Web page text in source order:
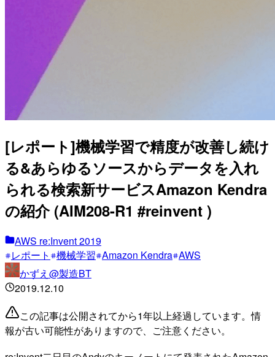
[レポート]機械学習で精度が改善し続け
る&あらゆるソースからデータを入れ
られる検索新サービスAmazon Kendra
の紹介 (AIM208-R1 #reinvent )
AWS re:Invent 2019
レポート
機械学習 Amazon Kendra AWS
かずえ@製造BT
2019.12.10
この記事は公開されてから1年以上経過しています。情
報が古い可能性がありますので、ご注意ください。